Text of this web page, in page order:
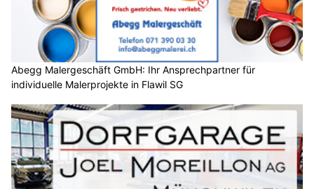
Abegg Malergeschäft GmbH: Ihr Ansprechpartner für
individuelle Malerprojekte in Flawil SG